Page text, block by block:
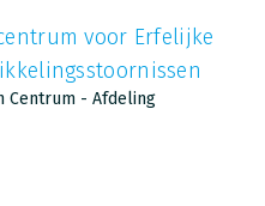
voor Erfelijke
Centrum - Afdeling